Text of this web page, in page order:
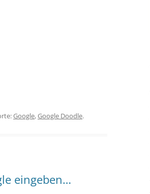
Google,Google Doodle.
eingeben…